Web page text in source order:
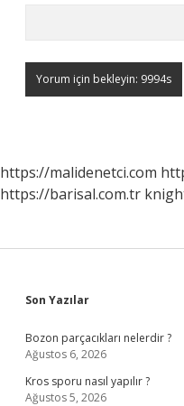
https://malidenetci.com
https://barisal.com.tr
Sidebar
Son Yazılar
Bozon parçacıkları nelerdir ?
Ağustos 6, 2026
Kros sporu nasıl yapılır ?
Ağustos 5, 2026